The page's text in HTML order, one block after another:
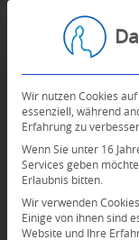
Wir nutzen Cookies
essenziell, während
Erfahrung zu
Wenn Sie unter 16
Services geben
Erlaubnis bitten.
Wir verwenden
Einige von ihnen sind
Website und Ihre